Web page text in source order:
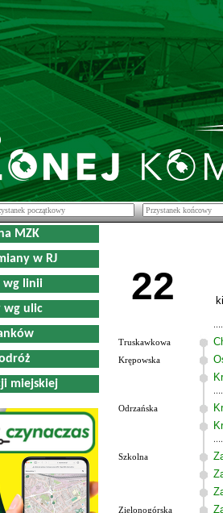
MZK
w RJ
wg linii
wg ulic
miejskiej
22
Truskawkowa
Krępowska
Odrzańska
Szkolna
Zielonogórska